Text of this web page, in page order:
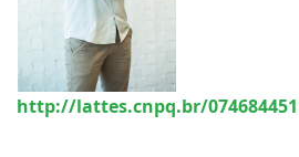
http://lattes.cnpq.br/